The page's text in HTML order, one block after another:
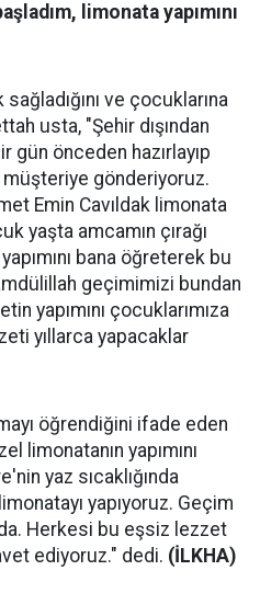
limonata yapımını
ve çocuklarına
usta, "Şehir dışından
gün önceden hazırlayıp
gönderiyoruz.
Emin Cavıldak limonata
yaşta amcamın çırağı
bana öğreterek bu
geçimimizi bundan
yapımını çocuklarımıza
yıllarca yapacaklar
öğrendiğini ifade eden
limonatanın yapımını
yaz sıcaklığında
yapıyoruz. Geçim
Herkesi bu eşsiz lezzet
ediyoruz." dedi. (İLKHA)